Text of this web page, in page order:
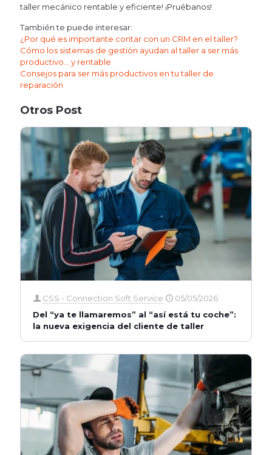
taller mecánico rentable y eficiente! ¡Pruébanos!
También te puede interesar:
¿Por qué es importante contar con un CRM en el taller?
Cómo los sistemas de gestión ayudan al taller a ser más
productivo… y rentable
Consejos para ser más productivos en tu taller de
reparación
Otros Post
CSS - Connection Soft Service
05/05/2026
Del “ya te llamaremos” al “así está tu coche”:
la nueva exigencia del cliente de taller